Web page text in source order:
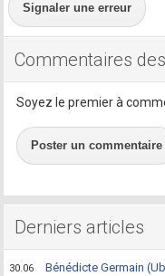
Signaler une erreur
Commentaires
Soyez le premier à
Poster un commentaire
Derniers articles
30.06
Bénédicte Germain